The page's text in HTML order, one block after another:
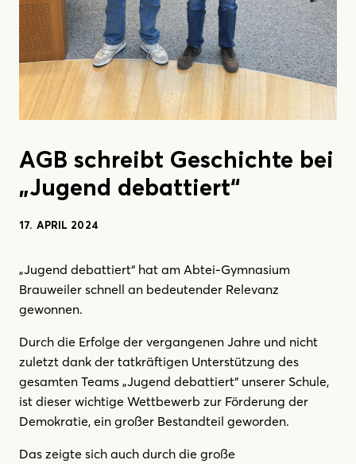
AGB schreibt Geschichte bei
„Jugend debattiert“
17. APRIL 2024
„Jugend debattiert“ hat am Abtei-Gymnasium
Brauweiler schnell an bedeutender Relevanz
gewonnen.
Durch die Erfolge der vergangenen Jahre und nicht
zuletzt dank der tatkräftigen Unterstützung des
gesamten Teams „Jugend debattiert“ unserer Schule,
ist dieser wichtige Wettbewerb zur Förderung der
Demokratie, ein großer Bestandteil geworden.
Das zeigte sich auch durch die große